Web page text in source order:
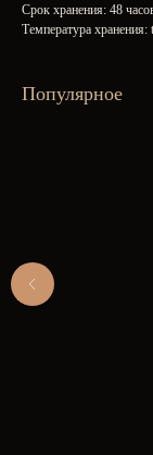
Срок хранения: 48
Температура
Популярное